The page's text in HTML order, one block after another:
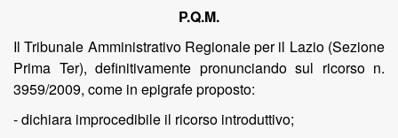
P.Q.M.
Il Tribunale Amministrativo Regionale per il Lazio (Sezione
Prima Ter), definitivamente pronunciando sul ricorso n.
3959/2009, come in epigrafe proposto:
- dichiara improcedibile il ricorso introduttivo;